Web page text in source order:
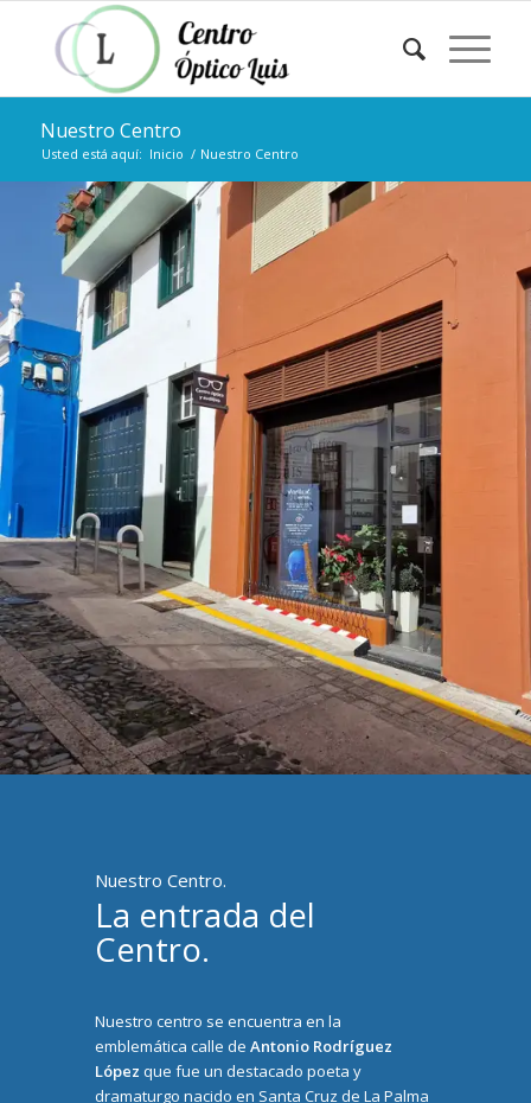
Nuestro Centro
Usted está aquí: Inicio / Nuestro Centro
Nuestro Centro.
La entrada del
Centro.
Nuestro centro se encuentra en la
emblemática calle de Antonio Rodríguez
López que fue un destacado poeta y
dramaturgo nacido en Santa Cruz de La Palma